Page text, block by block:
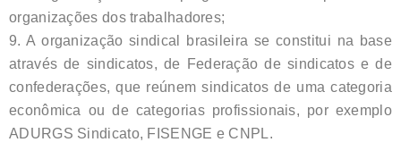
organizações dos trabalhadores;
9. A organização sindical brasileira se constitui na base
através de sindicatos, de Federação de sindicatos e de
confederações, que reúnem sindicatos de uma categoria
econômica ou de categorias profissionais, por exemplo
ADURGS Sindicato, FISENGE e CNPL.